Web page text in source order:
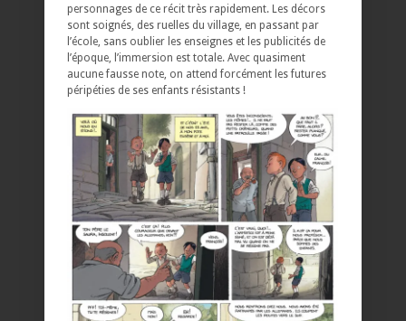
personnages de ce récit très rapidement. Les décors
sont soignés, des ruelles du village, en passant par
l’école, sans oublier les enseignes et les publicités de
l’époque, l’immersion est totale. Avec quasiment
aucune fausse note, on attend forcément les futures
péripéties de ses enfants résistants !